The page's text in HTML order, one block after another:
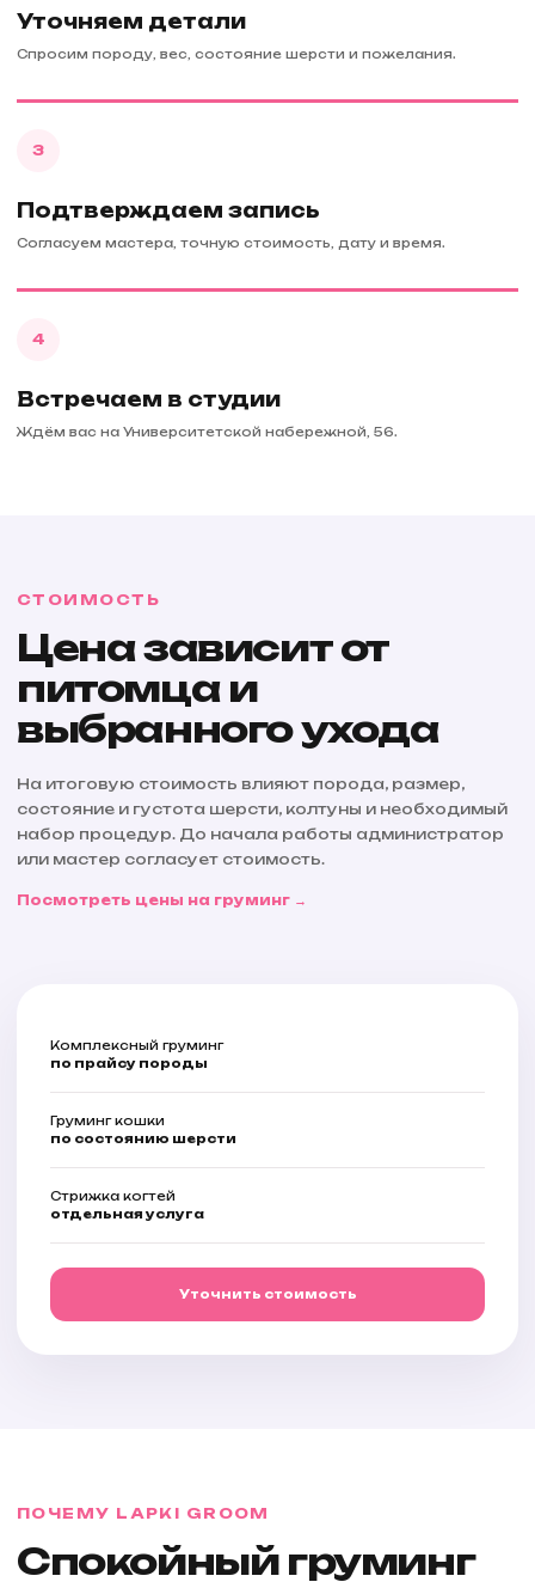
Уточняем детали
Спросим породу, вес, состояние шерсти и пожелания.
3
Подтверждаем запись
Согласуем мастера, точную стоимость, дату и время.
4
Встречаем в студии
Ждём вас на Университетской набережной, 56.
СТОИМОСТЬ
Цена зависит от
питомца и
выбранного ухода
На итоговую стоимость влияют порода, размер,
состояние и густота шерсти, колтуны и необходимый
набор процедур. До начала работы администратор
или мастер согласует стоимость.
Посмотреть цены на груминг →
Комплексный груминг
по прайсу породы
Груминг кошки
по состоянию шерсти
Стрижка когтей
отдельная услуга
Уточнить стоимость
ПОЧЕМУ LAPKI GROOM
Спокойный груминг